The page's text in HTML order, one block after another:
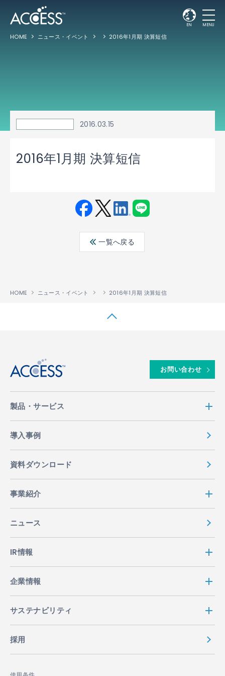
EN MENU
HOME ニュース・イベント 2016年1月期 決算短信
2016.03.15
2016年1月期 決算短信
ebo ter
edin
一覧へ戻る
HOME ニュース・イベント 2016年1月期 決算短信
お問い合わせ
製品・サービス
導入事例
資料ダウンロード
事業紹介
ニュース
IR情報
企業情報
サステナビリティ
採用